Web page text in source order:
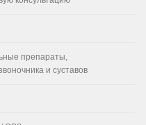
препараты,
и суставов